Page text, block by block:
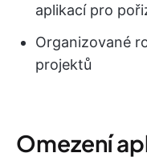
aplikací pro
Organizované
projektů
Omezení